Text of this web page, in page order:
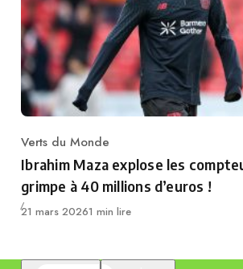
Category
Verts du Monde
Ibrahim Maza explose les
grimpe à 40 millions d’euros !
Publié
21 mars 20261 min lire